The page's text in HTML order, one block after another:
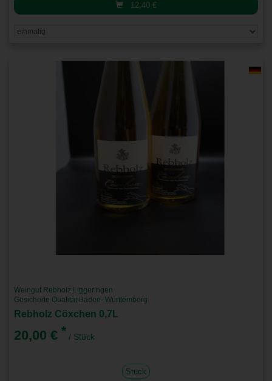
12,40 €
Weingut Rebholz Liggeringen
Gesicherte Qualität Baden- Württemberg
Rebholz Cöxchen 0,7L
20,00 € * / Stück
Stück